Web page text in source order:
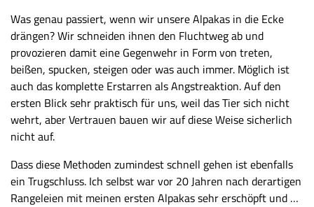
Was genau passiert, wenn wir unsere Alpakas in die Ecke
drängen? Wir schneiden ihnen den Fluchtweg ab und
provozieren damit eine Gegenwehr in Form von treten,
beißen, spucken, steigen oder was auch immer. Möglich ist
auch das komplette Erstarren als Angstreaktion. Auf den
ersten Blick sehr praktisch für uns, weil das Tier sich nicht
wehrt, aber Vertrauen bauen wir auf diese Weise sicherlich
nicht auf.
Dass diese Methoden zumindest schnell gehen ist ebenfalls
ein Trugschluss. Ich selbst war vor 20 Jahren nach derartigen
Rangeleien mit meinen ersten Alpakas sehr erschöpft und …